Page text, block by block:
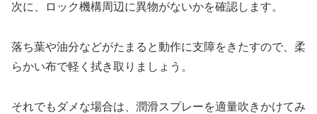
次に、ロック機構周辺に異物がないかを確認します。
落ち葉や油分などがたまると動作に支障をきたすので、柔
らかい布で軽く拭き取りましょう。
それでもダメな場合は、潤滑スプレーを適量吹きかけてみ